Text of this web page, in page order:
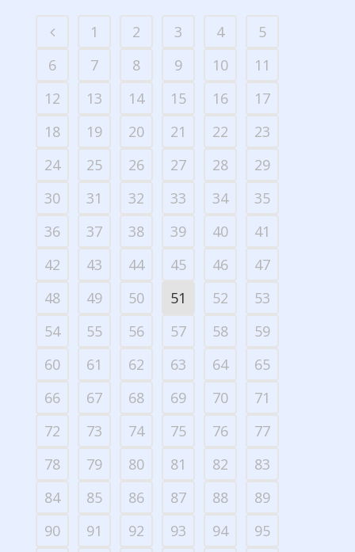
1 2 3 4
5
6
7 8 9 10
11
12
13 14 15 16
17
18
19 20 21 22
23
24
25 26 27 28
29
30
31 32 33 34
35
36
37 38 39 40
41
42
43 44 45 46
47
48
49 50 51 52
53
54
55 56 57 58
59
60
61 62 63 64
65
66
67 68 69 70
71
72
73 74 75 76
77
78
79 80 81 82
83
84
85 86 87 88
89
90
91 92 93 94
95